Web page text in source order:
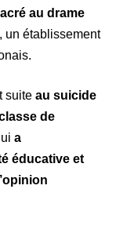
au drame
, un établissement
suite au suicide
de
a
éducative et